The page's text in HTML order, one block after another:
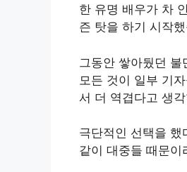
한 유명 배우가 차
즌 탓을 하기 시작
그동안 쌓아뒀던
모든 것이 일부 기
서 더 역겹다고 생
극단적인 선택을
같이 대중들 때문